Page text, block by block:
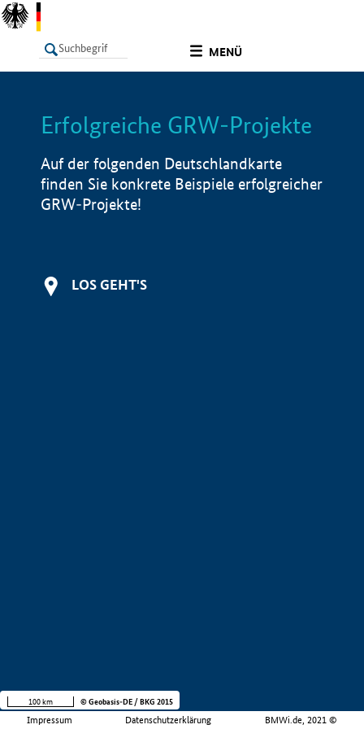
MENÜ
LISTE Info
Erfolgreiche GRW-Projekte
Auf der folgenden Deutschlandkarte
finden Sie konkrete Beispiele erfolgreicher
GRW-Projekte!
LOS GEHT'S
Impressum Datenschutzerklärung BMWi.de, 2021 ©
100 km © Geobasis-DE / BKG 2015